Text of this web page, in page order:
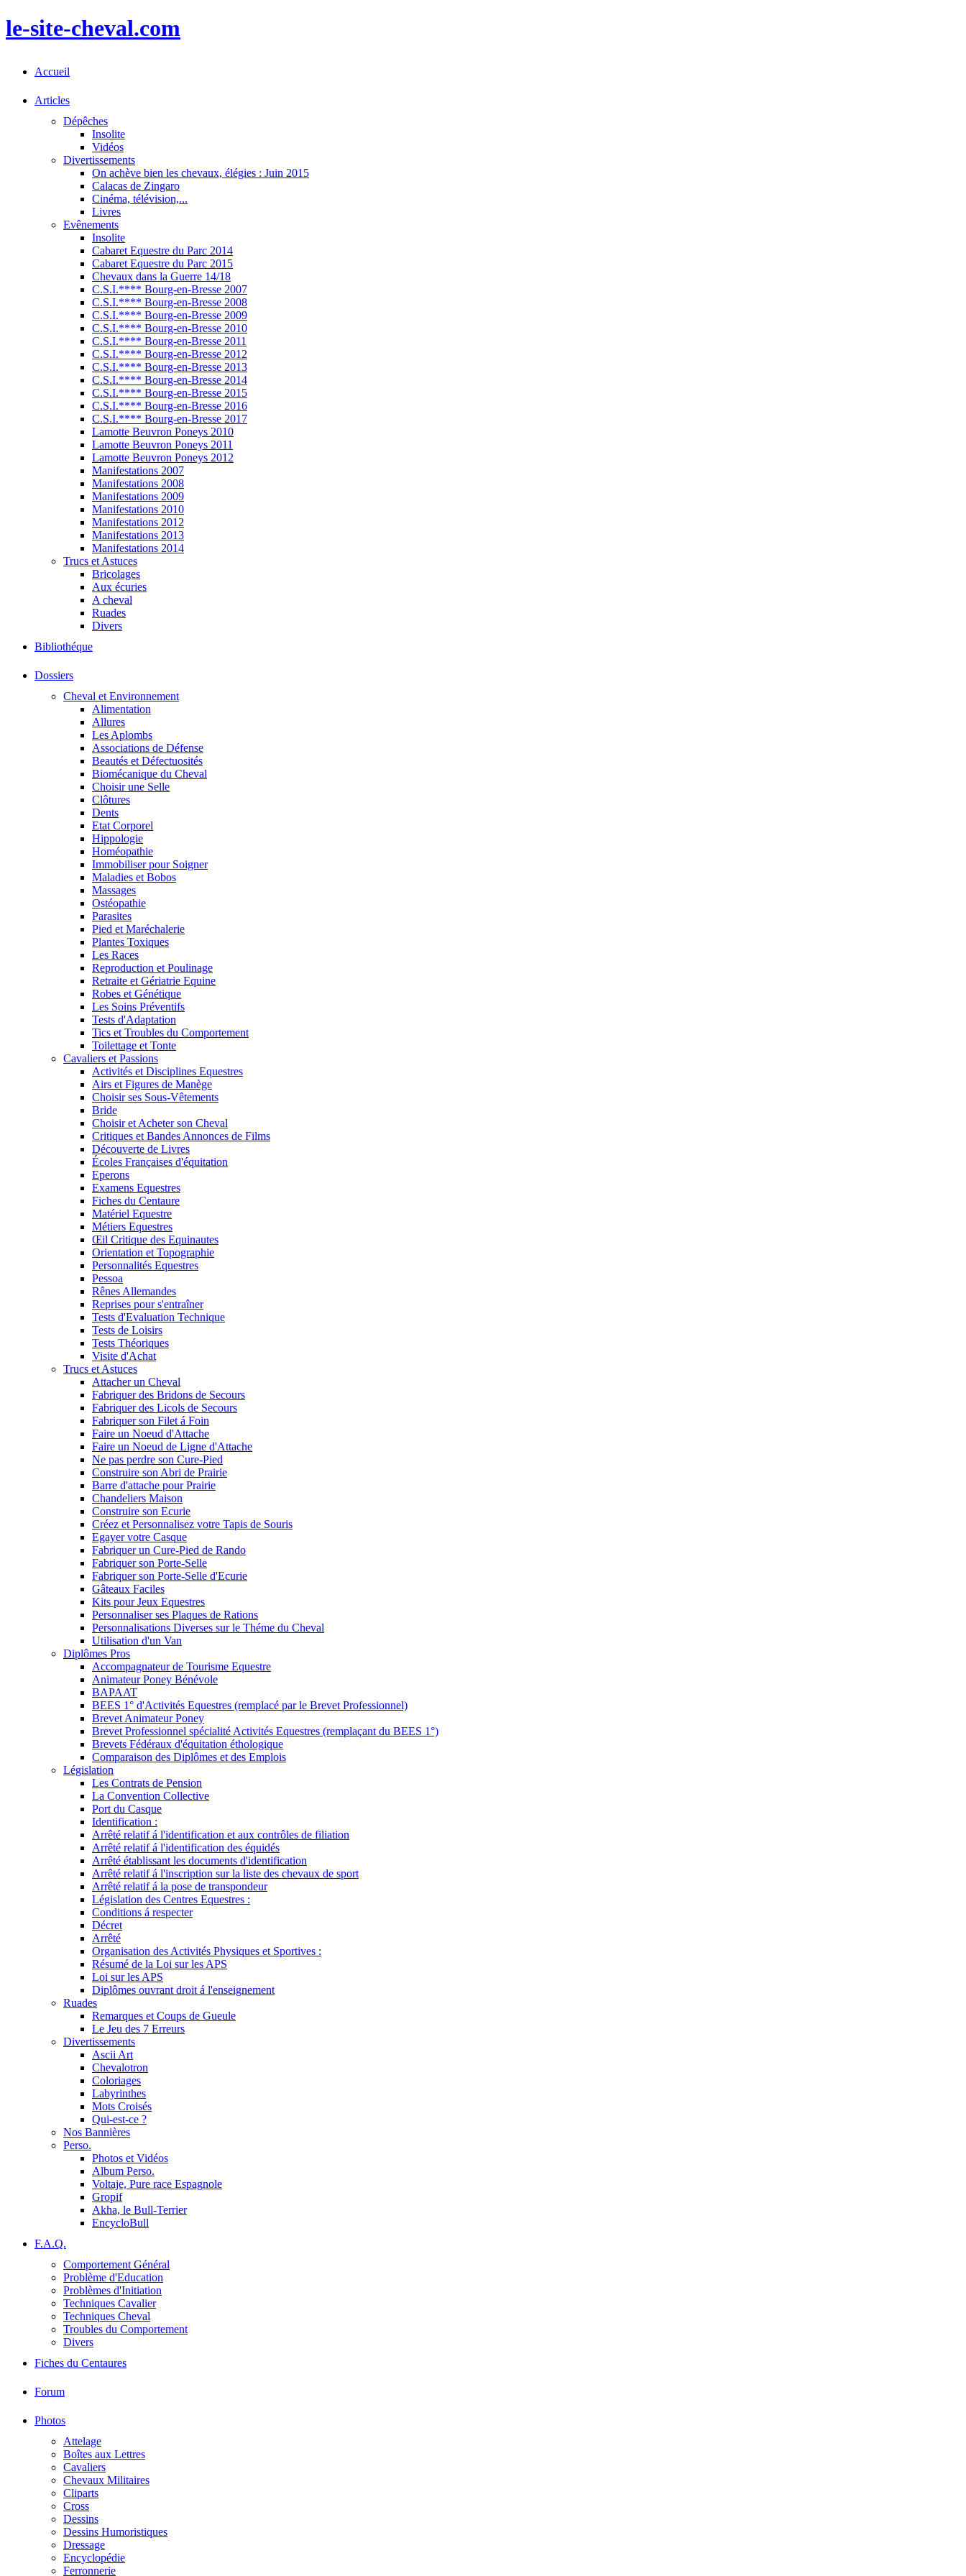
le-site-cheval.com
Accueil
Articles
Dépêches
Insolite
Vidéos
Divertissements
On achève bien les chevaux, élégies : Juin 2015
Calacas de Zingaro
Cinéma, télévision,...
Livres
Evênements
Insolite
Cabaret Equestre du Parc 2014
Cabaret Equestre du Parc 2015
Chevaux dans la Guerre 14/18
C.S.I.**** Bourg-en-Bresse 2007
C.S.I.**** Bourg-en-Bresse 2008
C.S.I.**** Bourg-en-Bresse 2009
C.S.I.**** Bourg-en-Bresse 2010
C.S.I.**** Bourg-en-Bresse 2011
C.S.I.**** Bourg-en-Bresse 2012
C.S.I.**** Bourg-en-Bresse 2013
C.S.I.**** Bourg-en-Bresse 2014
C.S.I.**** Bourg-en-Bresse 2015
C.S.I.**** Bourg-en-Bresse 2016
C.S.I.**** Bourg-en-Bresse 2017
Lamotte Beuvron Poneys 2010
Lamotte Beuvron Poneys 2011
Lamotte Beuvron Poneys 2012
Manifestations 2007
Manifestations 2008
Manifestations 2009
Manifestations 2010
Manifestations 2012
Manifestations 2013
Manifestations 2014
Trucs et Astuces
Bricolages
Aux écuries
A cheval
Ruades
Divers
Bibliothéque
Dossiers
Cheval et Environnement
Alimentation
Allures
Les Aplombs
Associations de Défense
Beautés et Défectuosités
Biomécanique du Cheval
Choisir une Selle
Clôtures
Dents
Etat Corporel
Hippologie
Homéopathie
Immobiliser pour Soigner
Maladies et Bobos
Massages
Ostéopathie
Parasites
Pied et Maréchalerie
Plantes Toxiques
Les Races
Reproduction et Poulinage
Retraite et Gériatrie Equine
Robes et Génétique
Les Soins Préventifs
Tests d'Adaptation
Tics et Troubles du Comportement
Toilettage et Tonte
Cavaliers et Passions
Activités et Disciplines Equestres
Airs et Figures de Manège
Choisir ses Sous-Vêtements
Bride
Choisir et Acheter son Cheval
Critiques et Bandes Annonces de Films
Découverte de Livres
Écoles Françaises d'équitation
Eperons
Examens Equestres
Fiches du Centaure
Matériel Equestre
Métiers Equestres
Œil Critique des Equinautes
Orientation et Topographie
Personnalités Equestres
Pessoa
Rênes Allemandes
Reprises pour s'entraîner
Tests d'Evaluation Technique
Tests de Loisirs
Tests Théoriques
Visite d'Achat
Trucs et Astuces
Attacher un Cheval
Fabriquer des Bridons de Secours
Fabriquer des Licols de Secours
Fabriquer son Filet á Foin
Faire un Noeud d'Attache
Faire un Noeud de Ligne d'Attache
Ne pas perdre son Cure-Pied
Construire son Abri de Prairie
Barre d'attache pour Prairie
Chandeliers Maison
Construire son Ecurie
Créez et Personnalisez votre Tapis de Souris
Egayer votre Casque
Fabriquer un Cure-Pied de Rando
Fabriquer son Porte-Selle
Fabriquer son Porte-Selle d'Ecurie
Gâteaux Faciles
Kits pour Jeux Equestres
Personnaliser ses Plaques de Rations
Personnalisations Diverses sur le Théme du Cheval
Utilisation d'un Van
Diplômes Pros
Accompagnateur de Tourisme Equestre
Animateur Poney Bénévole
BAPAAT
BEES 1° d'Activités Equestres (remplacé par le Brevet Professionnel)
Brevet Animateur Poney
Brevet Professionnel spécialité Activités Equestres (remplaçant du BEES 1°)
Brevets Fédéraux d'équitation éthologique
Comparaison des Diplômes et des Emplois
Législation
Les Contrats de Pension
La Convention Collective
Port du Casque
Identification :
Arrêté relatif á l'identification et aux contrôles de filiation
Arrêté relatif á l'identification des équidés
Arrêté établissant les documents d'identification
Arrêté relatif á l'inscription sur la liste des chevaux de sport
Arrêté relatif á la pose de transpondeur
Législation des Centres Equestres :
Conditions á respecter
Décret
Arrêté
Organisation des Activités Physiques et Sportives :
Résumé de la Loi sur les APS
Loi sur les APS
Diplômes ouvrant droit á l'enseignement
Ruades
Remarques et Coups de Gueule
Le Jeu des 7 Erreurs
Divertissements
Ascii Art
Chevalotron
Coloriages
Labyrinthes
Mots Croisés
Qui-est-ce ?
Nos Bannières
Perso.
Photos et Vidéos
Album Perso.
Voltaje, Pure race Espagnole
Gropif
Akha, le Bull-Terrier
EncycloBull
F.A.Q.
Comportement Général
Problème d'Education
Problèmes d'Initiation
Techniques Cavalier
Techniques Cheval
Troubles du Comportement
Divers
Fiches du Centaures
Forum
Photos
Attelage
Boîtes aux Lettres
Cavaliers
Chevaux Militaires
Cliparts
Cross
Dessins
Dessins Humoristiques
Dressage
Encyclopédie
Ferronnerie